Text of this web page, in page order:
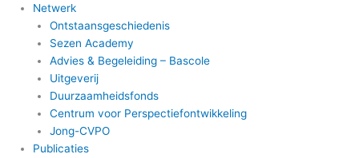
Netwerk
Ontstaansgeschiedenis
Sezen Academy
Advies & Begeleiding – Bascole
Uitgeverij
Duurzaamheidsfonds
Centrum voor Perspectiefontwikkeling
Jong-CVPO
Publicaties